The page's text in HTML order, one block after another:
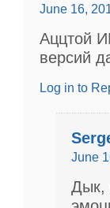
June 16,
Аццтой
версий
Log in to
June
Дык,